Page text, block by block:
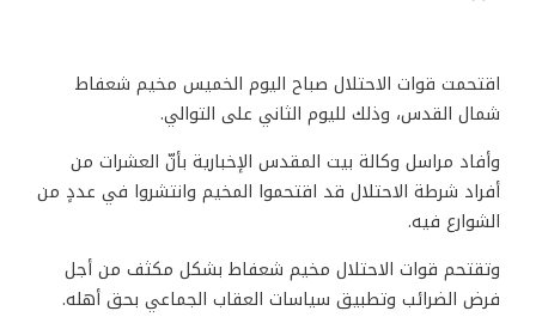
اقتحمت قوات الاحتلال صباح اليوم الخميس مخيم شعفاط
شمال القدس، وذلك لليوم الثاني على التوالي.
وأفاد مراسل وكالة بيت المقدس الإخبارية بأنّ العشرات من
أفراد شرطة الاحتلال قد اقتحموا المخيم وانتشروا في عددٍ من
الشوارع فيه.
وتقتحم قوات الاحتلال مخيم شعفاط بشكل مكثف من أجل
فرض الضرائب وتطبيق سياسات العقاب الجماعي بحق أهله.